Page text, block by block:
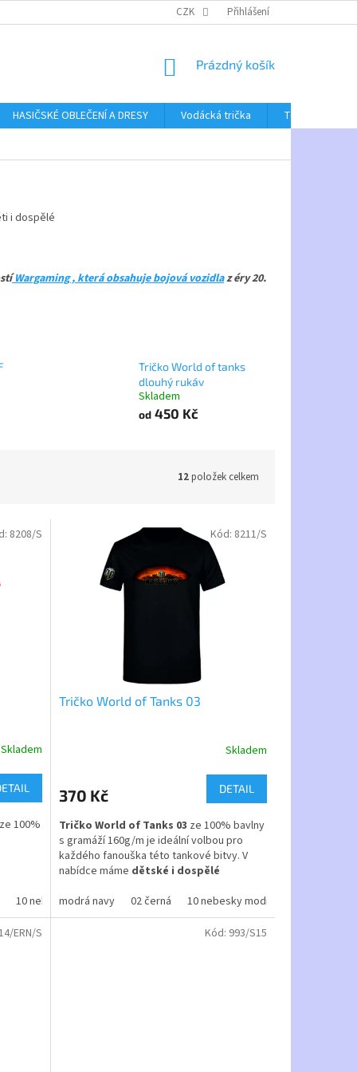
CZK Přihlášení
NÁKUPNÍ
Prázdný košík
HASIČSKÉ OBLEČENÍ A DRESY Vodácká trička
Textil bez
i dospělé
Wargaming , která obsahujebojová vozidlaz éry 20.
Tričko World of tanks
dlouhý rukáv
Skladem
od450 Kč
12položek celkem
Skladem
100%
10 nebesky modrá 12 tyrkysová 31 oranžová
8208/S
Tričko World of Tanks 03
je
z
5
hvězdiček.
Skladem
370 Kč DETAIL
Tričko World of Tanks 03 ze 100% bavlny
s gramáží 160g/m je ideální volbou pro
každého fanouška této tankové bitvy. V
nabídce máme dětské i dospělé
modrá navy
02 černá 10 nebesky modrá
Kód: 8211/S
ERN/S Kód: 993/S15